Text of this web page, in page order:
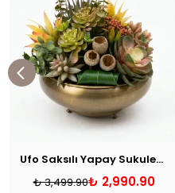
Ufo Saksılı Yapay Sukulent Aranjmanı
₺ 3,499.90₺ 2,990.90